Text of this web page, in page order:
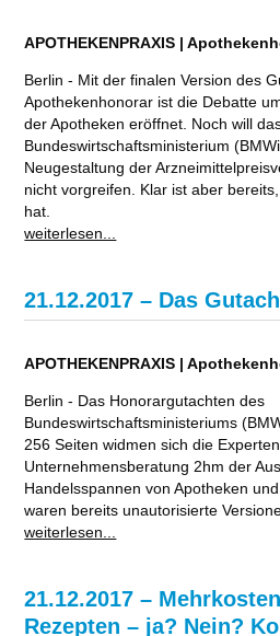
APOTHEKENPRAXIS |
Berlin - Mit der finalen Version des
Apothekenhonorar ist die Debatte
der Apotheken eröffnet. Noch will
Bundeswirtschaftsministerium
Neugestaltung der
nicht vorgreifen. Klar ist aber
hat.
weiterlesen...
21.12.2017 – Das
APOTHEKENPRAXIS |
Berlin - Das Honorargutachten des
Bundeswirtschaftsministeriums
256 Seiten widmen sich die
Unternehmensberatung 2hm der
Handelsspannen von Apotheken
waren bereits unautorisierte
weiterlesen...
21.12.2017 –
Rezepten – ja? Nein?